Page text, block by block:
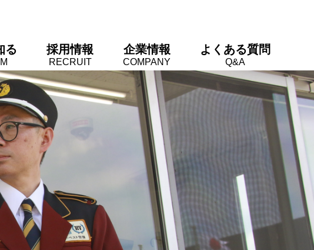
る 採用情報
RECRUIT
企業情報
COMPANY
よくある質問
Q&A